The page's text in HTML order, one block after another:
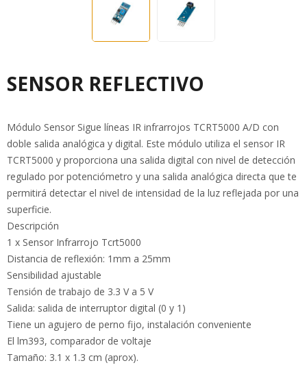
SENSOR REFLECTIVO
Módulo Sensor Sigue líneas IR infrarrojos TCRT5000 A/D con
doble salida analógica y digital. Este módulo utiliza el sensor IR
TCRT5000 y proporciona una salida digital con nivel de detección
regulado por potenciómetro y una salida analógica directa que te
permitirá detectar el nivel de intensidad de la luz reflejada por una
superficie.
Descripción
1 x Sensor Infrarrojo Tcrt5000
Distancia de reflexión: 1mm a 25mm
Sensibilidad ajustable
Tensión de trabajo de 3.3 V a 5 V
Salida: salida de interruptor digital (0 y 1)
Tiene un agujero de perno fijo, instalación conveniente
El lm393, comparador de voltaje
Tamaño: 3.1 x 1.3 cm (aprox).